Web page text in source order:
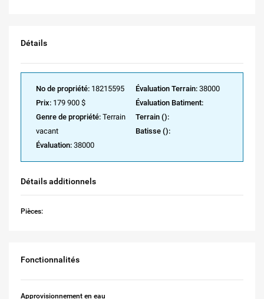
Détails
No de propriété: 18215595
Prix: 179 900 $
Genre de propriété: Terrain
vacant
Évaluation: 38000
Évaluation Terrain: 38000
Évaluation Batiment:
Terrain ():
Batisse ():
Détails additionnels
Pièces:
Fonctionnalités
Approvisionnement en eau